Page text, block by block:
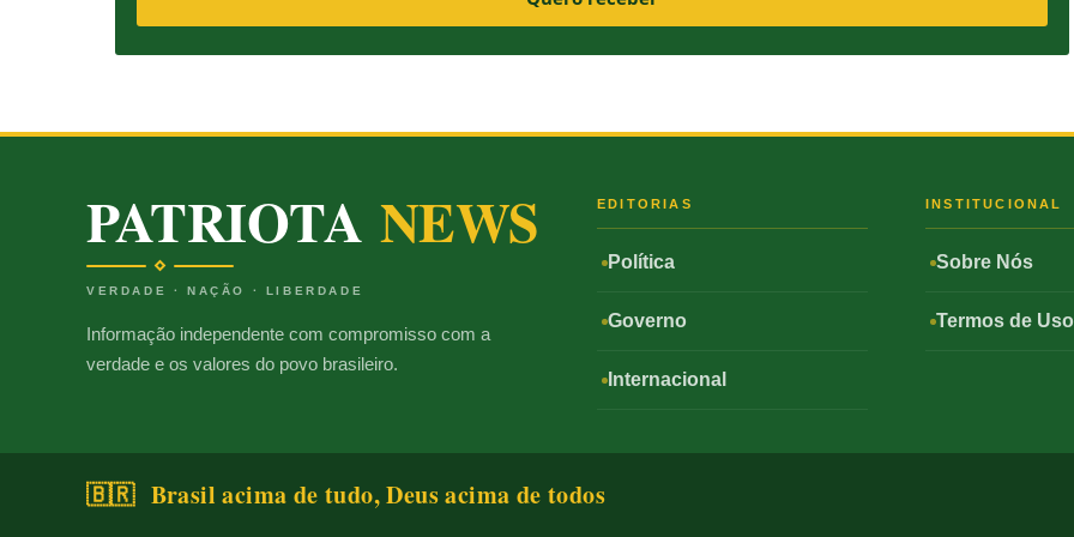
PATRIOTA NEWS
VERDADE · NAÇÃO · LIBERDADE
Informação independente com compromisso com a
verdade e os valores do povo brasileiro.
EDITORIAS
Política
Governo
Internacional
INSTITUCIONAL
Sobre Nós
Termos de Uso
🇧🇷 Brasil acima de tudo, Deus acima de todos